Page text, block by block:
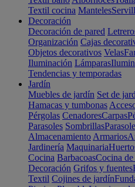
Textil cocina Manteles
Decoración
Decoración de pared
Organización Cajas
Objetos decorativos Velas
Iluminación Lámparas
Tendencias y temporadas
Jardín
Muebles de jardín Set de
Hamacas y tumbonas
Pérgolas CenadoresCarpas
Parasoles Sombrillas
Almacenamiento Armarios
Jardinería Maquinaria
Cocina BarbacoasCocina
Decoración Grifos y fuentes
Textil Cojines de jardín